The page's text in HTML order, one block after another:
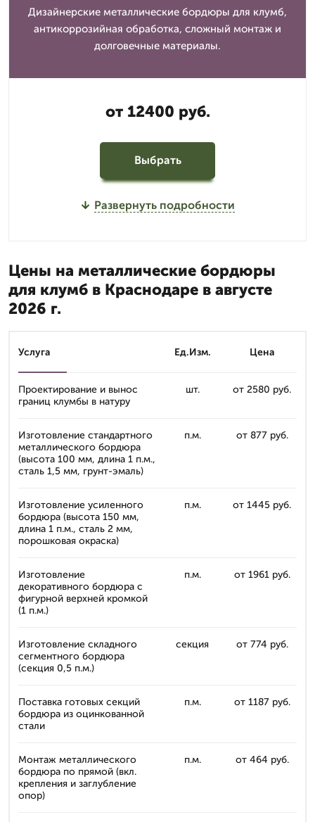
Дизайнерские металлические бордюры для клумб,
антикоррозийная обработка, сложный монтаж и
долговечные материалы.
от 12400 руб.
Выбрать
Развернуть подробности
Цены на металлические бордюры
для клумб в Краснодаре в августе
2026 г.
Услуга Ед.Изм. Цена
Проектирование и вынос
границ клумбы в натуру
шт. от 2580 руб.
Изготовление стандартного
металлического бордюра
(высота 100 мм, длина 1 п.м.,
сталь 1,5 мм, грунт-эмаль)
п.м. от 877 руб.
Изготовление усиленного
бордюра (высота 150 мм,
длина 1 п.м., сталь 2 мм,
порошковая окраска)
п.м. от 1445 руб.
Изготовление
декоративного бордюра с
фигурной верхней кромкой
(1 п.м.)
п.м. от 1961 руб.
Изготовление складного
сегментного бордюра
(секция 0,5 п.м.)
секция от 774 руб.
Поставка готовых секций
бордюра из оцинкованной
стали
п.м. от 1187 руб.
Монтаж металлического
бордюра по прямой (вкл.
крепления и заглубление
опор)
п.м. от 464 руб.